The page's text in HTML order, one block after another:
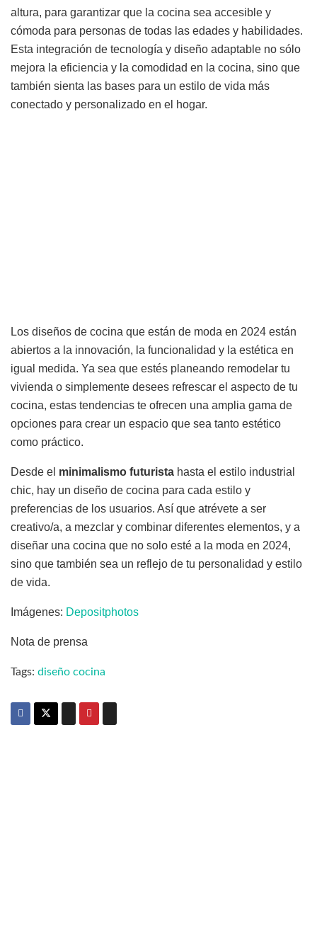
altura, para garantizar que la cocina sea accesible y
cómoda para personas de todas las edades y habilidades.
Esta integración de tecnología y diseño adaptable no sólo
mejora la eficiencia y la comodidad en la cocina, sino que
también sienta las bases para un estilo de vida más
conectado y personalizado en el hogar.
Los diseños de cocina que están de moda en 2024 están
abiertos a la innovación, la funcionalidad y la estética en
igual medida. Ya sea que estés planeando remodelar tu
vivienda o simplemente desees refrescar el aspecto de tu
cocina, estas tendencias te ofrecen una amplia gama de
opciones para crear un espacio que sea tanto estético
como práctico.
Desde el minimalismo futurista hasta el estilo industrial
chic, hay un diseño de cocina para cada estilo y
preferencias de los usuarios. Así que atrévete a ser
creativo/a, a mezclar y combinar diferentes elementos, y a
diseñar una cocina que no solo esté a la moda en 2024,
sino que también sea un reflejo de tu personalidad y estilo
de vida.
Imágenes: Depositphotos
Nota de prensa
Tags: diseño cocina